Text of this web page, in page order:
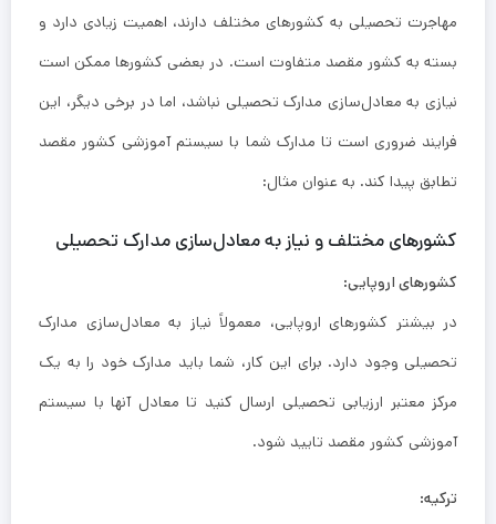
مهاجرت تحصیلی به کشورهای مختلف دارند، اهمیت زیادی دارد و
بسته به کشور مقصد متفاوت است. در بعضی کشورها ممکن است
نیازی به معادل‌سازی مدارک تحصیلی نباشد، اما در برخی دیگر، این
فرایند ضروری است تا مدارک شما با سیستم آموزشی کشور مقصد
تطابق پیدا کند. به عنوان مثال:
کشورهای مختلف و نیاز به معادل‌سازی مدارک تحصیلی
کشورهای اروپایی:
در بیشتر کشورهای اروپایی، معمولاً نیاز به معادل‌سازی مدارک
تحصیلی وجود دارد. برای این کار، شما باید مدارک خود را به یک
مرکز معتبر ارزیابی تحصیلی ارسال کنید تا معادل آنها با سیستم
آموزشی کشور مقصد تایید شود.
ترکیه: